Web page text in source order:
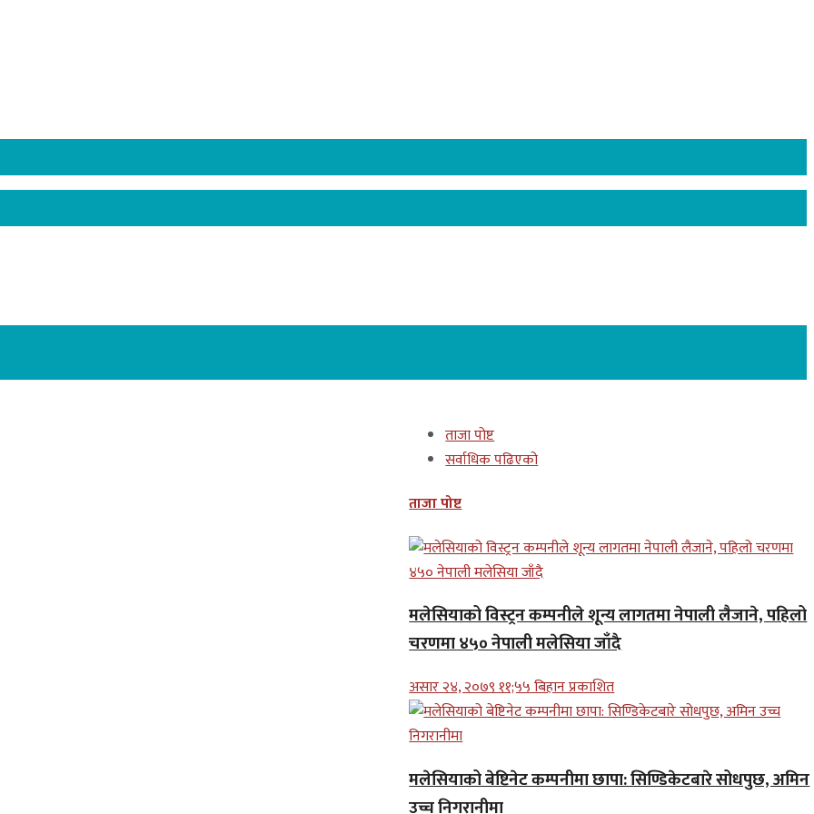
ताजा पोष्ट
सर्वाधिक पढिएको
ताजा पोष्ट
मलेसियाको विस्ट्रन कम्पनीले शून्य लागतमा नेपाली लैजाने, पहिलो
चरणमा ४५० नेपाली मलेसिया जाँदै
असार २४, २०७९ ११;५५ बिहान प्रकाशित
मलेसियाको बेष्टिनेट कम्पनीमा छापा: सिण्डिकेटबारे सोधपुछ, अमिन
उच्च निगरानीमा